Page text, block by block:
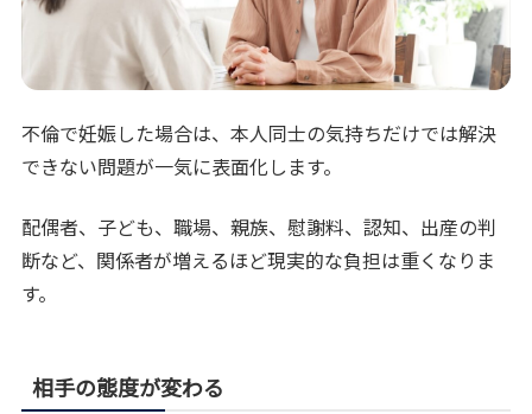
不倫で妊娠した場合は、本人同士の気持ちだけでは解決
できない問題が一気に表面化します。
配偶者、子ども、職場、親族、慰謝料、認知、出産の判
断など、関係者が増えるほど現実的な負担は重くなりま
す。
相手の態度が変わる